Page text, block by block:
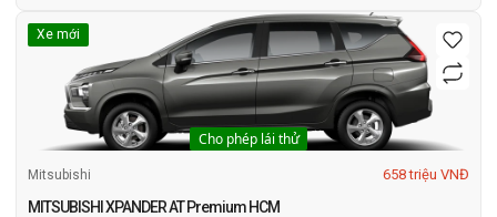
Xe mới
Cho phép lái thử
Mitsubishi 658 triệu VNĐ
MITSUBISHI XPANDER AT Premium HCM